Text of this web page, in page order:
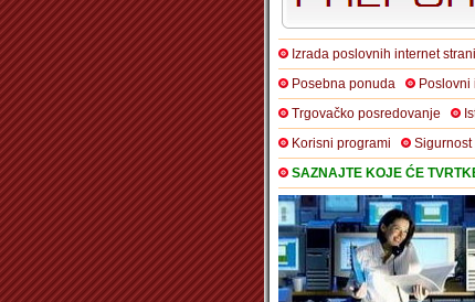
Izrada poslovnih internet
Posebna ponuda
Poslovni
Trgovačko posredovanje
Korisni programi
Sigurnost
SAZNAJTE KOJE ĆE